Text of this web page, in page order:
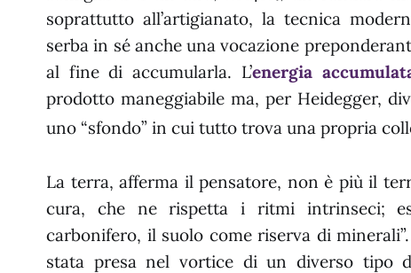
soprattutto all’artigianato, la tecnica
serba in sé anche una vocazione
al fine di accumularla. L’energia
prodotto maneggiabile ma, per Heidegger,
uno “sfondo” in cui tutto trova una propria
La terra, afferma il pensatore, non è più il
cura, che ne rispetta i ritmi intrinseci;
carbonifero, il suolo come riserva di
stata presa nel vortice di un diverso tipo